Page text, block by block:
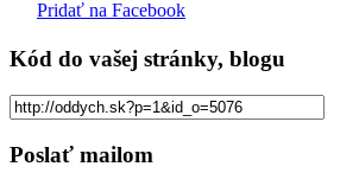
Pridať na Facebook
Kód do vašej stránky, blogu
Poslať mailom